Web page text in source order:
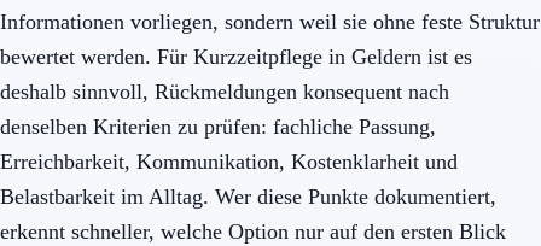
Informationen vorliegen, sondern weil sie ohne feste Struktur
bewertet werden. Für Kurzzeitpflege in Geldern ist es
deshalb sinnvoll, Rückmeldungen konsequent nach
denselben Kriterien zu prüfen: fachliche Passung,
Erreichbarkeit, Kommunikation, Kostenklarheit und
Belastbarkeit im Alltag. Wer diese Punkte dokumentiert,
erkennt schneller, welche Option nur auf den ersten Blick